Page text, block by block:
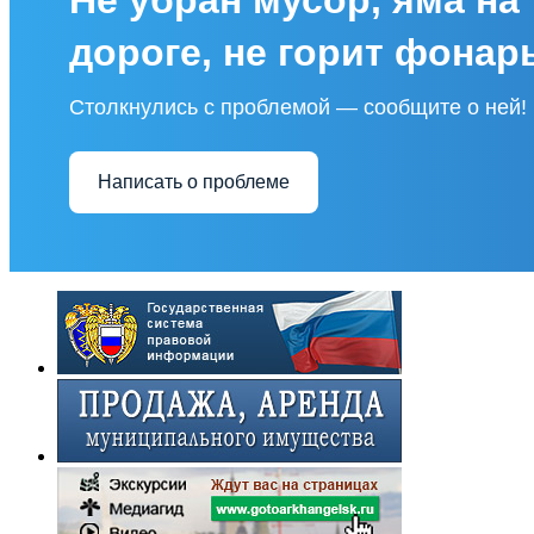
дороге, не горит
Столкнулись с проблемой — сообщите о ней!
Написать о проблеме